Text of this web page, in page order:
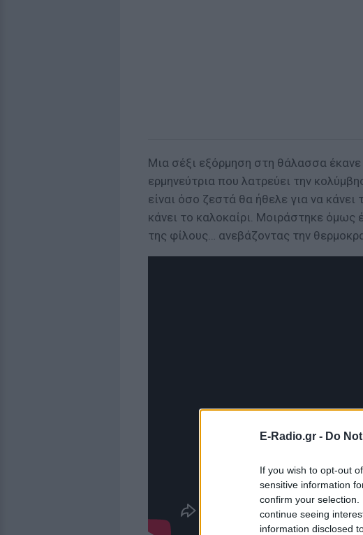
E-Radio.gr - Do
If you wish to opt-out
sensitive information
confirm your
continue seeing
information disclosed
Μια σέξι εξόρμηση στη θάλασσα
ερμηνεύτρια που λατρεύει την
είναι όσο ζεστά θα ήθελε για να
κάνει το καλοκαίρι. Μοιράστηκε όμως
της φίλους… ανεβάζοντας την